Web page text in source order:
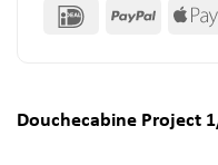
IDeal PayPal
Douchecabine Project